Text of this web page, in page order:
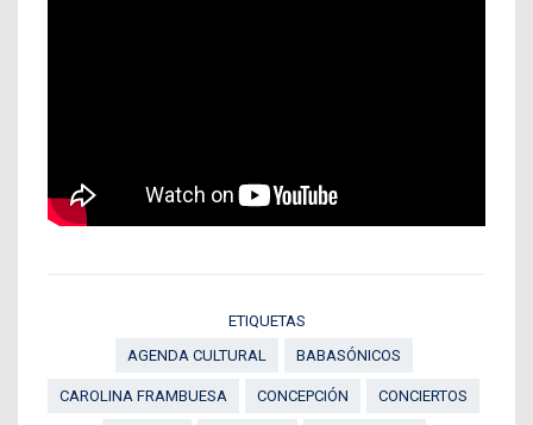
ETIQUETAS
AGENDA CULTURAL
BABASÓNICOS
CAROLINA FRAMBUESA CONCEPCIÓN CONCIERTOS